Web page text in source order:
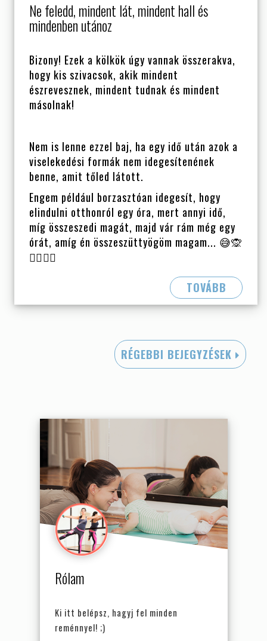
Ne feledd, mindent lát, mindent hall és
mindenben utánoz
Bizony! Ezek a kölkök úgy vannak összerakva,
hogy kis szivacsok, akik mindent
észrevesznek, mindent tudnak és mindent
másolnak!
Nem is lenne ezzel baj, ha egy idő után azok a
viselekedési formák nem idegesítenének
benne, amit tőled látott.
Engem például borzasztóan idegesít, hogy
elindulni otthonról egy óra, mert annyi idő,
míg összeszedi magát, majd vár rám még egy
órát, amíg én összeszüttyögöm magam... 😅🙊
🤷‍♀️🤦‍♀️
TOVÁBB
RÉGEBBI BEJEGYZÉSEK
Rólam
Ki itt belépsz, hagyj fel minden
reménnyel! ;­)